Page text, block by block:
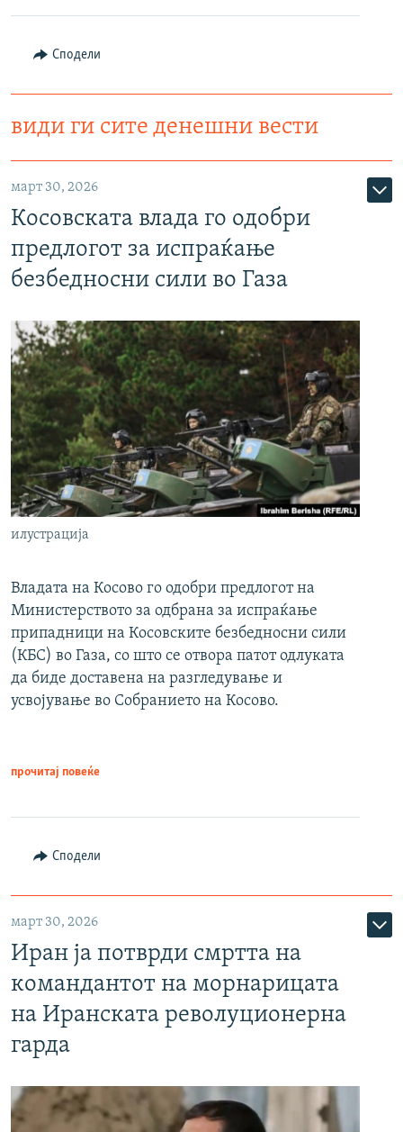
Сподели
види ги сите денешни вести
март 30, 2026
Косовската влада го одобри
предлогот за испраќање
безбедносни сили во Газа
илустрација
Владата на Косово го одобри предлогот на
Министерството за одбрана за испраќање
припадници на Косовските безбедносни сили
(КБС) во Газа, со што се отвора патот одлуката
да биде доставена на разгледување и
усвојување во Собранието на Косово.
прочитај повеќе
Сподели
март 30, 2026
Иран ја потврди смртта на
командантот на морнарицата
на Иранската револуционерна
гарда